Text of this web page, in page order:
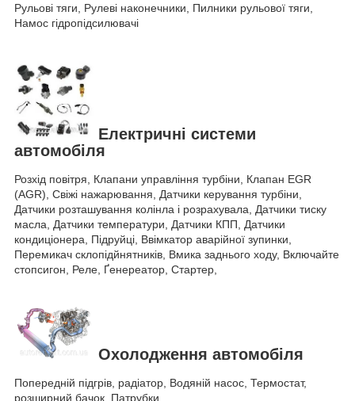
Рульові тяги, Рулеві наконечники, Пилники рульової тяги,
Намос гідропідсилювачі
Електричні системи
автомобіля
Розхід повітря, Клапани управління турбіни, Клапан EGR
(AGR), Свіжі нажарювання, Датчики керування турбіни,
Датчики розташування колінла і розрахувала, Датчики тиску
масла, Датчики температури, Датчики КПП, Датчики
кондиціонера, Підруйці, Ввімкатор аварійної зупинки,
Перемикач склопідйнятників, Вмика заднього ходу, Включайте
стопсигон, Реле, Ґенереатор, Стартер,
Охолодження автомобіля
Попередній підгрів, радіатор, Водяній насос, Термостат,
розширний бачок, Патрубки